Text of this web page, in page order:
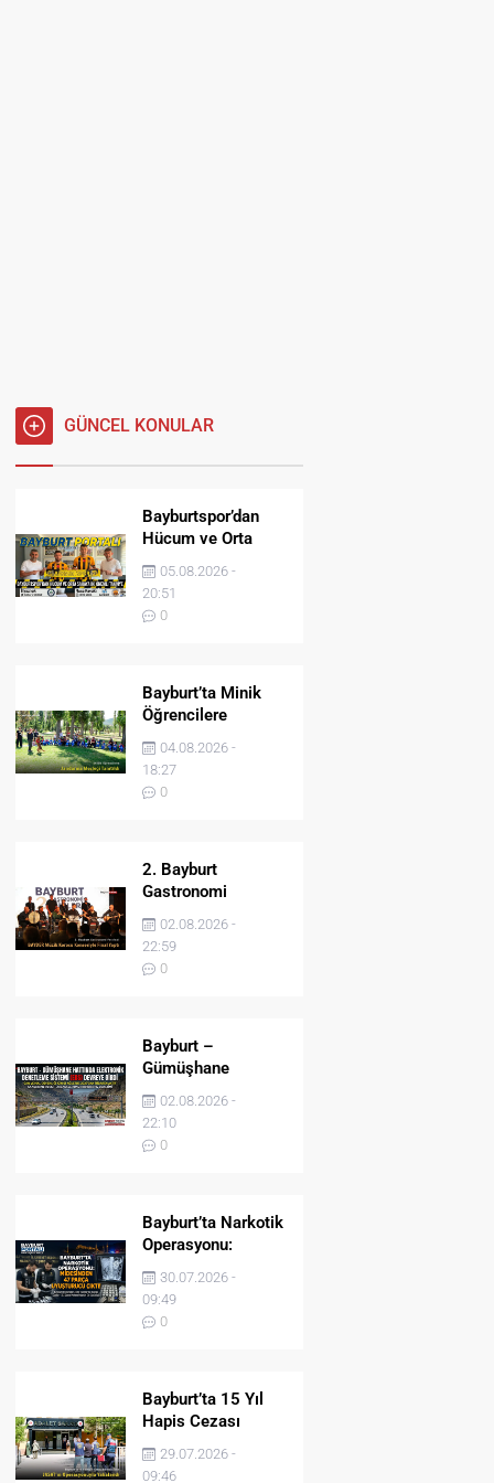
GÜNCEL KONULAR
Bayburtspor’dan
Hücum ve Orta
Sahaya İki Önemli
Takviye
05.08.2026 -
20:51
0
Bayburt’ta Minik
Öğrencilere
Jandarma Mesleği
Tanıtıldı
04.08.2026 -
18:27
0
2. Bayburt
Gastronomi
Festivali BAYDER
Müzik Korosu
Konseriyle Final
Yaptı
02.08.2026 -
22:59
0
Bayburt –
Gümüşhane
Hattında Elektronik
Denetleme Sistemi
(EDS) Devreye Girdi
02.08.2026 -
22:10
0
Bayburt’ta Narkotik
Operasyonu:
Midesinden 47
Parça Uyuşturucu
Çıktı!
30.07.2026 -
09:49
0
Bayburt’ta 15 Yıl
Hapis Cezası
Bulunan Şahıs
JASAT’ın
29.07.2026 -
09:46